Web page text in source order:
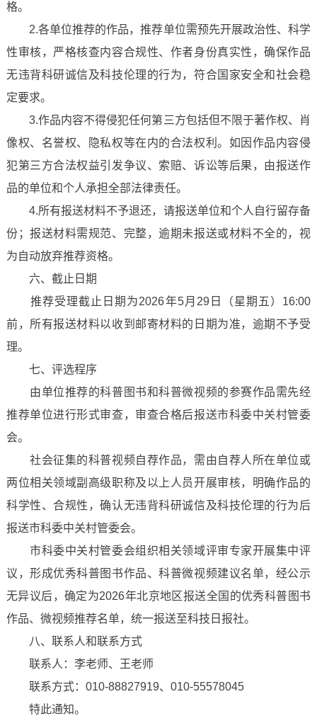
格。
2.各单位推荐的作品，推荐单位需预先开展政治性、科学
性审核，严格核查内容合规性、作者身份真实性，确保作品
无违背科研诚信及科技伦理的行为，符合国家安全和社会稳
定要求。
3.作品内容不得侵犯任何第三方包括但不限于著作权、肖
像权、名誉权、隐私权等在内的合法权利。如因作品内容侵
犯第三方合法权益引发争议、索赔、诉讼等后果，由报送作
品的单位和个人承担全部法律责任。
4.所有报送材料不予退还，请报送单位和个人自行留存备
份；报送材料需规范、完整，逾期未报送或材料不全的，视
为自动放弃推荐资格。
六、截止日期
推荐受理截止日期为2026年5月29日（星期五）16:00
前，所有报送材料以收到邮寄材料的日期为准，逾期不予受
理。
七、评选程序
由单位推荐的科普图书和科普微视频的参赛作品需先经
推荐单位进行形式审查，审查合格后报送市科委中关村管委
会。
社会征集的科普视频自荐作品，需由自荐人所在单位或
两位相关领域副高级职称及以上人员开展审核，明确作品的
科学性、合规性，确认无违背科研诚信及科技伦理的行为后
报送市科委中关村管委会。
市科委中关村管委会组织相关领域评审专家开展集中评
议，形成优秀科普图书作品、科普微视频建议名单，经公示
无异议后，确定为2026年北京地区报送全国的优秀科普图书
作品、微视频推荐名单，统一报送至科技日报社。
八、联系人和联系方式
联系人：李老师、王老师
联系方式：010-88827919、010-55578045
特此通知。